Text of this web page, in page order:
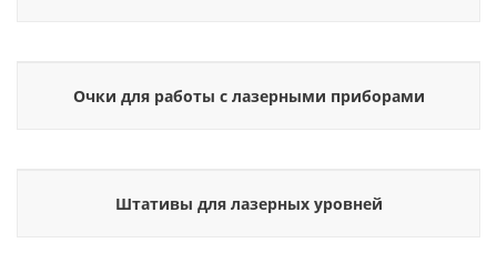
Очки для работы с лазерными приборами
Штативы для лазерных уровней